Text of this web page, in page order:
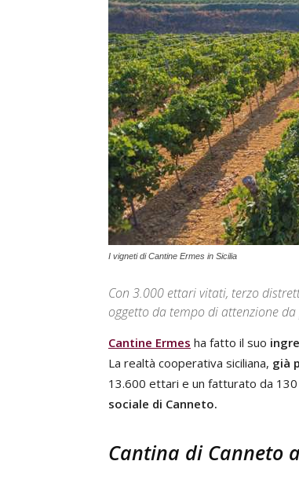
I vigneti di Cantine Ermes in Sicilia
Con 3.000 ettari vitati, terzo
oggetto da tempo di attenzione
Cantine Ermes ha fatto il suo
La realtà cooperativa siciliana, già
13.600 ettari e un fatturato da
sociale di Canneto.
Cantina di Canneto